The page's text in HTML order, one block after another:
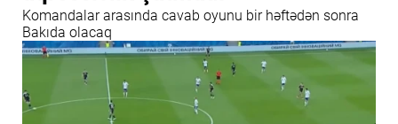
Komandalar arasında cavab oyunu bir həftədən sonra
Bakıda olacaq